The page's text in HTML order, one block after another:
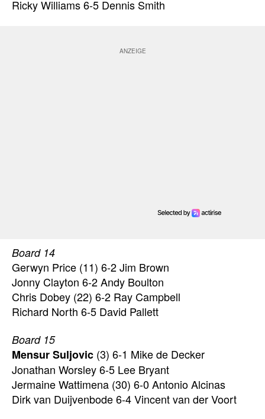
Ricky Williams 6-5 Dennis Smith
Board 14
Gerwyn Price (11) 6-2 Jim Brown
Jonny Clayton 6-2 Andy Boulton
Chris Dobey (22) 6-2 Ray Campbell
Richard North 6-5 David Pallett
Board 15
Mensur Suljovic (3) 6-1 Mike de Decker
Jonathan Worsley 6-5 Lee Bryant
Jermaine Wattimena (30) 6-0 Antonio Alcinas
Dirk van Duijvenbode 6-4 Vincent van der Voort